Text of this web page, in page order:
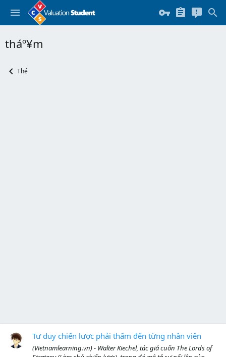
tháº¥m
Thẻ
Tư duy chiến lược phải thấm đến từng nhân viên
(Vietnamlearning.vn) - Walter Kiechel, tác giả cuốn The Lords of